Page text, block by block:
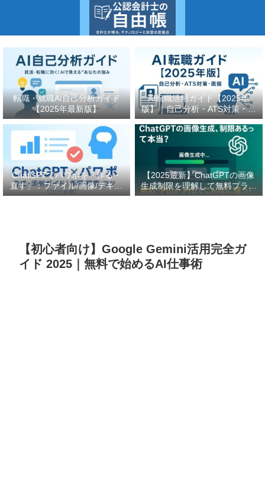
転職・就職AI自己分析ガイド
【2025年最新版】
AI転職活用ガイド【2025年
版】｜自己分析・ATS対策・面
接の型とプロンプト（会計士/
管理部門向け）
ChatGPTでパワポを「作る・
直す」：ファイル/画像/テキス
ト別の添削手順と精度を上げる
【2025最新】ChatGPTの画像
生成制限を理解して無料プラン
からPlus・Proまで効果的に活
【初心者向け】Google Gemini活用完全ガ
イド 2025｜無料で始めるAI仕事術